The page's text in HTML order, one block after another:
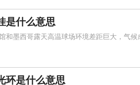
是什么意思
墨西哥露天高温球场环境差距巨大，气候
环是什么意思